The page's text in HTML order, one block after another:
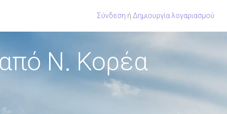
Σύνδεση ή Δημιουργία λογαριασμού
Ν. Κορέα